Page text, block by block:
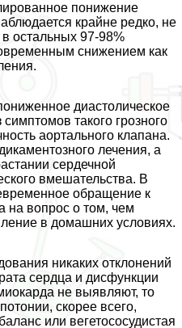
понижение
крайне редко, не
остальных 97-98%
снижением как
диастолическое
такого грозного
аортального клапана.
лечения, а
сердечной
вмешательства. В
обращение к
на вопрос о том, чем
в домашних условиях.
никаких отклонений
сердца и дисфункции
не выявляют, то
скорее всего,
или вегетососудистая